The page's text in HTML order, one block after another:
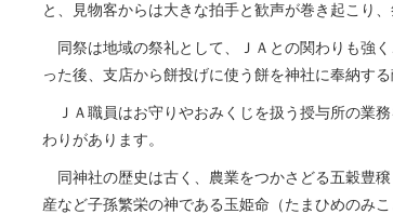
と、見物客からは大きな拍手と歓声が巻き起こり
同祭は地域の祭礼として、ＪＡとの関わりも強
った後、支店から餅投げに使う餅を神社に奉納す
ＪＡ職員はお守りやおみくじを扱う授与所の業
わりがあります。
同神社の歴史は古く、農業をつかさどる五穀豊
産など子孫繁栄の神である玉姫命（たまひめのみ